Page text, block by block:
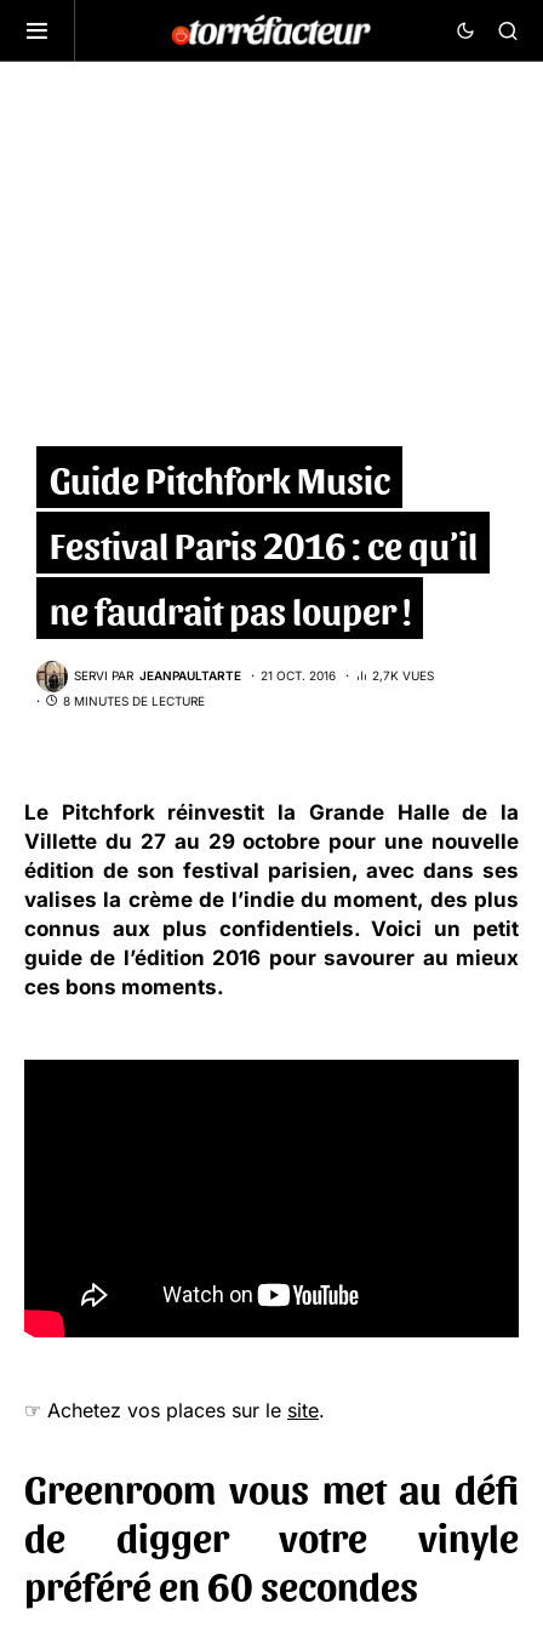
Guide Pitchfork Music
Festival Paris 2016 : ce qu’il
ne faudrait pas louper !
SERVI PAR JEANPAULTARTE 21 OCT. 2016
2,7K VUES
8 MINUTES DE LECTURE
Le Pitchforkréinvestit la Grande Halle de la
Villette du 27 au 29 octobre pour une nouvelle
édition de son festival parisien, avec dans ses
valises la crème de l’indie du moment, des plus
connus aux plus confidentiels. Voici un petit
guide de l’édition 2016 pour savourer au mieux
ces bons moments.
☞ Achetez vos places sur le site.
Greenroom vous met au défi
de digger votre vinyle
préféré en 60 secondes